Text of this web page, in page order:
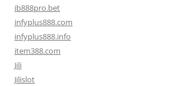
ib888pro.bet
infyplus888.com
infyplus888.info
item388.com
Jili
Jilislot